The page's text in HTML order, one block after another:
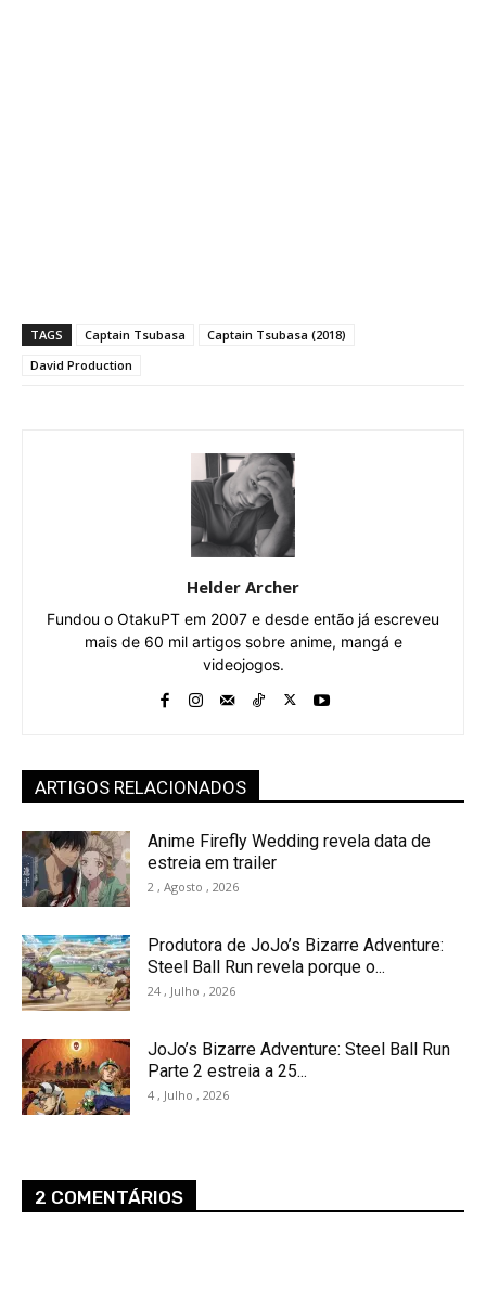
TAGS Captain Tsubasa
Captain Tsubasa (2018)
David Production
Helder Archer
Fundou o OtakuPT em 2007 e desde então já escreveu
mais de 60 mil artigos sobre anime, mangá e
videojogos.
ARTIGOS RELACIONADOS
Anime Firefly Wedding revela data de
estreia em trailer
2 , Agosto , 2026
Produtora de JoJo’s Bizarre Adventure:
Steel Ball Run revela porque o...
24 , Julho , 2026
JoJo’s Bizarre Adventure: Steel Ball Run
Parte 2 estreia a 25...
4 , Julho , 2026
2 COMENTÁRIOS